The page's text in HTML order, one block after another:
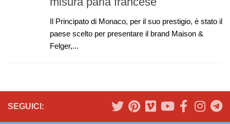
Il Principato di Monaco, per il suo prestigio, è stato il
paese scelto per presentare il brand Maison &
Felger,...
SEGUICI: